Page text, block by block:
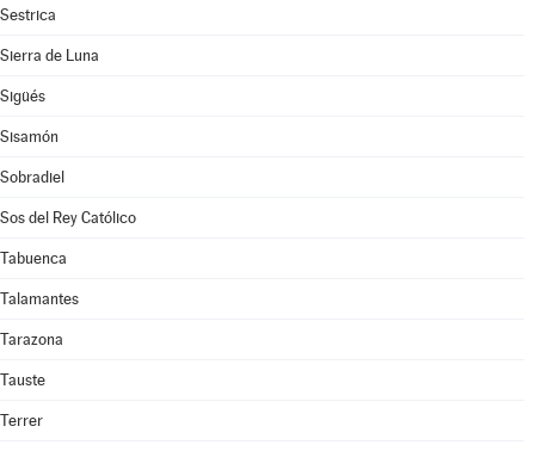
Sestrica
Sierra de Luna
Sigüés
Sisamón
Sobradiel
Sos del Rey Católico
Tabuenca
Talamantes
Tarazona
Tauste
Terrer